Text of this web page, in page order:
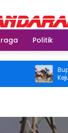
Politik
Bupati
Kejurnas
2026 di